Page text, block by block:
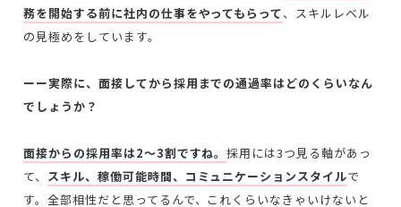
務を開始する前に社内の仕事をやってもらって、スキルレベル
の見極めをしています。
ーー実際に、面接してから採用までの通過率はどのくらいなん
でしょうか？
面接からの採用率は2〜3割ですね。採用には3つ見る軸があっ
て、 スキル、稼働可能時間、コミュニケーションスタイルで
す。全部相性だと思ってるんで、これくらいなきゃいけないと